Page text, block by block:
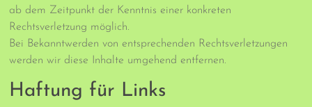
ab dem Zeitpunkt der Kenntnis einer konkreten
Rechtsverletzung möglich.
Bei Bekanntwerden von entsprechenden Rechtsverletzungen
werden wir diese Inhalte umgehend entfernen.
Haftung für Links